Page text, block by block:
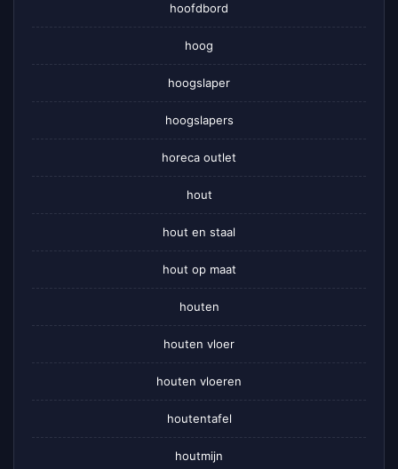
hoofdbord
hoog
hoogslaper
hoogslapers
horeca outlet
hout
hout en staal
hout op maat
houten
houten vloer
houten vloeren
houtentafel
houtmijn